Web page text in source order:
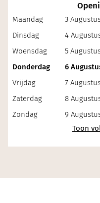
Maandag 3
Dinsdag
4
Woensdag
5
Donderdag
6
Vrijdag
7
Zaterdag
8
Zondag
9